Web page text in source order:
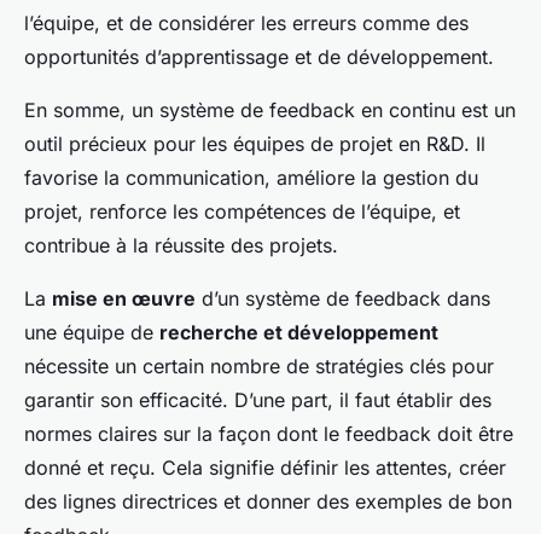
l’équipe, et de considérer les erreurs comme des
opportunités d’apprentissage et de développement.
En somme, un système de feedback en continu est un
outil précieux pour les équipes de projet en R&D. Il
favorise la communication, améliore la gestion du
projet, renforce les compétences de l’équipe, et
contribue à la réussite des projets.
La mise en œuvre d’un système de feedback dans
une équipe de recherche et développement
nécessite un certain nombre de stratégies clés pour
garantir son efficacité. D’une part, il faut établir des
normes claires sur la façon dont le feedback doit être
donné et reçu. Cela signifie définir les attentes, créer
des lignes directrices et donner des exemples de bon